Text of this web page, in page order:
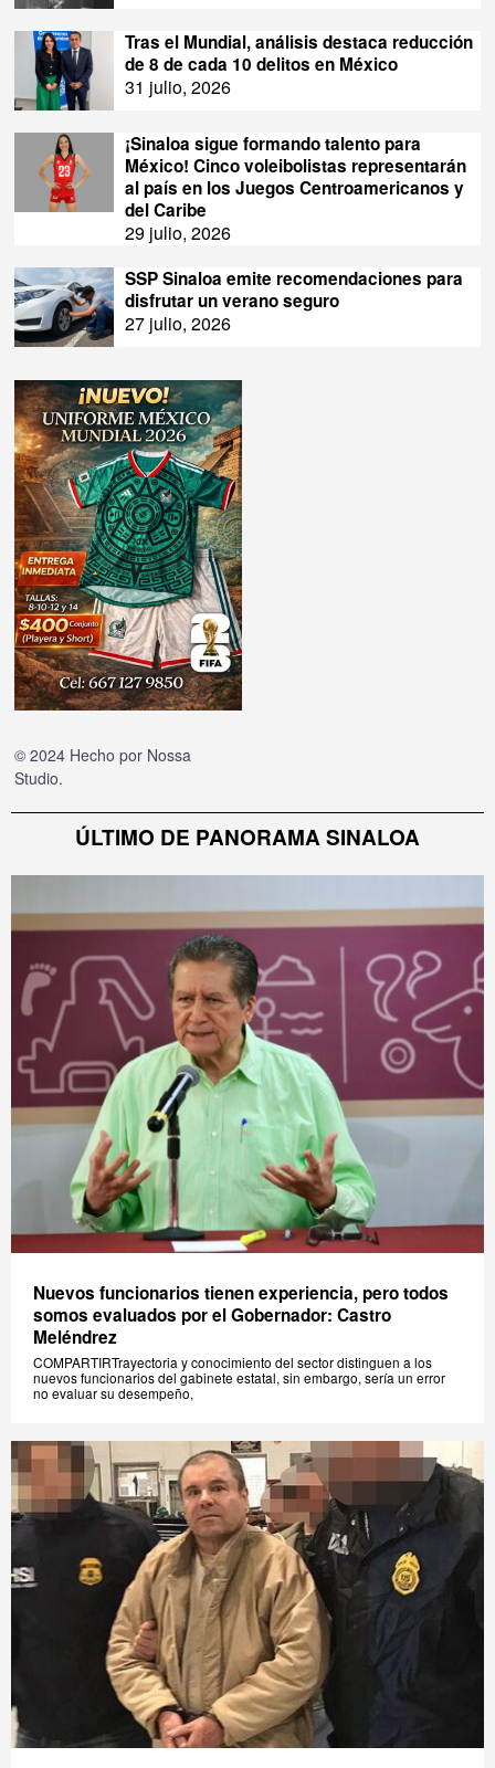
Tras el Mundial, análisis destaca reducción
de 8 de cada 10 delitos en México
31 julio, 2026
¡Sinaloa sigue formando talento para
México! Cinco voleibolistas representarán
al país en los Juegos Centroamericanos y
del Caribe
29 julio, 2026
SSP Sinaloa emite recomendaciones para
disfrutar un verano seguro
27 julio, 2026
© 2024 Hecho por Nossa
Studio.
ÚLTIMO DE PANORAMA SINALOA
Nuevos funcionarios tienen experiencia, pero todos
somos evaluados por el Gobernador: Castro
Meléndrez
COMPARTIRTrayectoria y conocimiento del sector distinguen a los
nuevos funcionarios del gabinete estatal, sin embargo, sería un error
no evaluar su desempeño,